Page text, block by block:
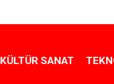
KÜLTÜR SANAT